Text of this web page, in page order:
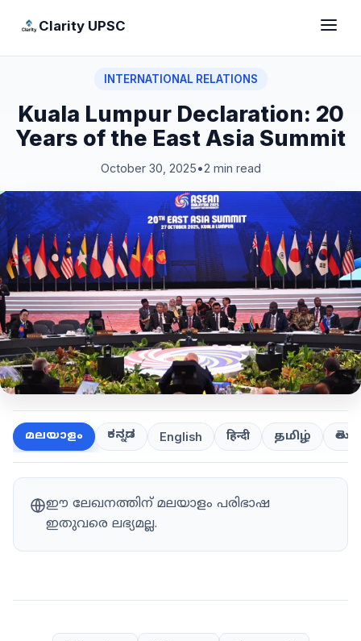
Clarity UPSC
INTERNATIONAL RELATIONS
Kuala Lumpur Declaration: 20
Years of the East Asia Summit
October 30, 2025•2 min read
മലയാളം ಕನ್ನಡ English हिन्दी தமிழ்
ഈ ലേഖനത്തിന് മലയാളം പരിഭാഷ
ഇതുവരെ ലഭ്യമല്ല.